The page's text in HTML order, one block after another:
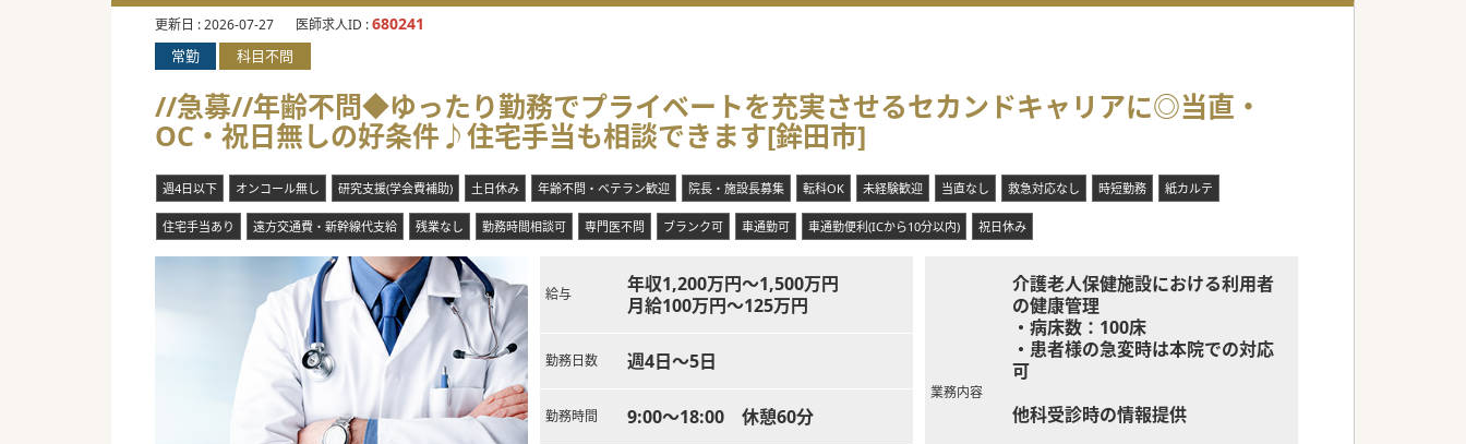
更新日 :2026-07-27 医師求人ID :680241
常勤 科目不問
//急募//年齢不問◆ゆったり勤務でプライベートを充実させるセカンドキャリアに◎当直・
OC・祝日無しの好条件♪住宅手当も相談できます[鉾田市]
週4日以下 オンコール無し 研究支援(学会費補助) 土日休み 年齢不問・ベテラン歓迎 院長・施設長募集 転科OK 未経験歓迎 当直なし 救急対応なし 時短勤務 紙カルテ
住宅手当あり 遠方交通費・新幹線代支給 残業なし 勤務時間相談可 専門医不問 ブランク可 車通勤可 車通勤便利(ICから10分以内) 祝日休み
給与
年収1,200万円～1,500万円
月給100万円～125万円
勤務日数 週4日～5日
勤務時間 9:00～18:00 休憩60分
業務内容
介護老人保健施設における利用者
の健康管理
・病床数：100床
・患者様の急変時は本院での対応
可
他科受診時の情報提供